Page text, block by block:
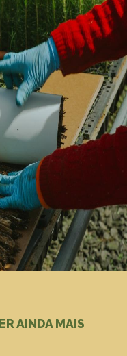
AINDA MAIS